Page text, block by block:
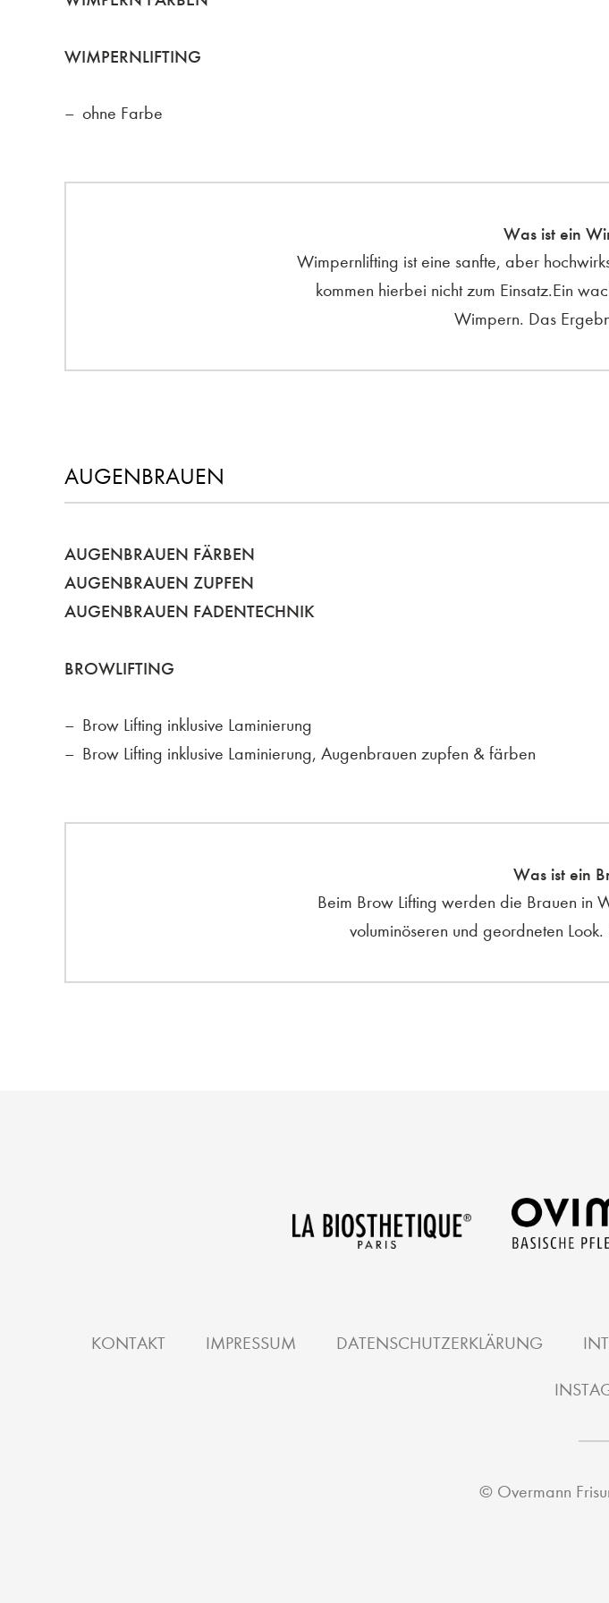
WIMPERNLIFTING
ohne Farbe
Was ist ein
Wimpernlifting ist eine sanfte, aber
kommen hierbei nicht zum Einsatz.Ein
Wimpern. Das
AUGENBRAUEN
AUGENBRAUEN FÄRBEN
AUGENBRAUEN ZUPFEN
AUGENBRAUEN FADENTECHNIK
BROWLIFTING
Brow Lifting inklusive Laminierung
Brow Lifting inklusive Laminierung, Augenbrauen zupfen & färben
Was ist ein
Beim Brow Lifting werden die Brauen in
voluminöseren und geordneten
KONTAKT IMPRESSUM DATENSCHUTZERKLÄRUNG
© Overmann